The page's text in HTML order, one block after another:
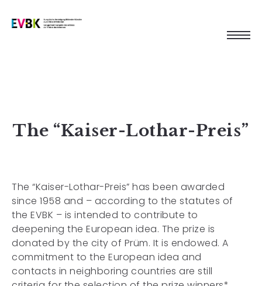
The “Kaiser-Lothar-Preis”
The “Kaiser-Lothar-Preis” has been awarded
since 1958 and – according to the statutes of
the EVBK – is intended to contribute to
deepening the European idea. The prize is
donated by the city of Prüm. It is endowed. A
commitment to the European idea and
contacts in neighboring countries are still